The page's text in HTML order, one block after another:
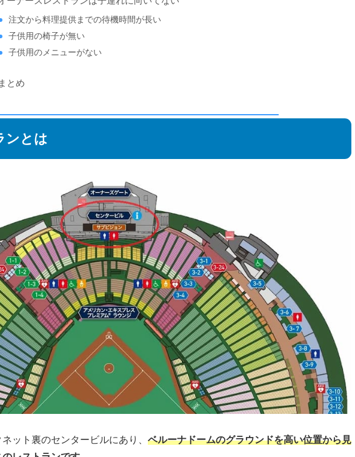
注文から料理提供までの待機時間が長い
子供用の椅子が無い
子供用のメニューがない
まとめ
ンとは
ット裏のセンタービルにあり、 ベルーナドームのグラウンドを高い位置から見